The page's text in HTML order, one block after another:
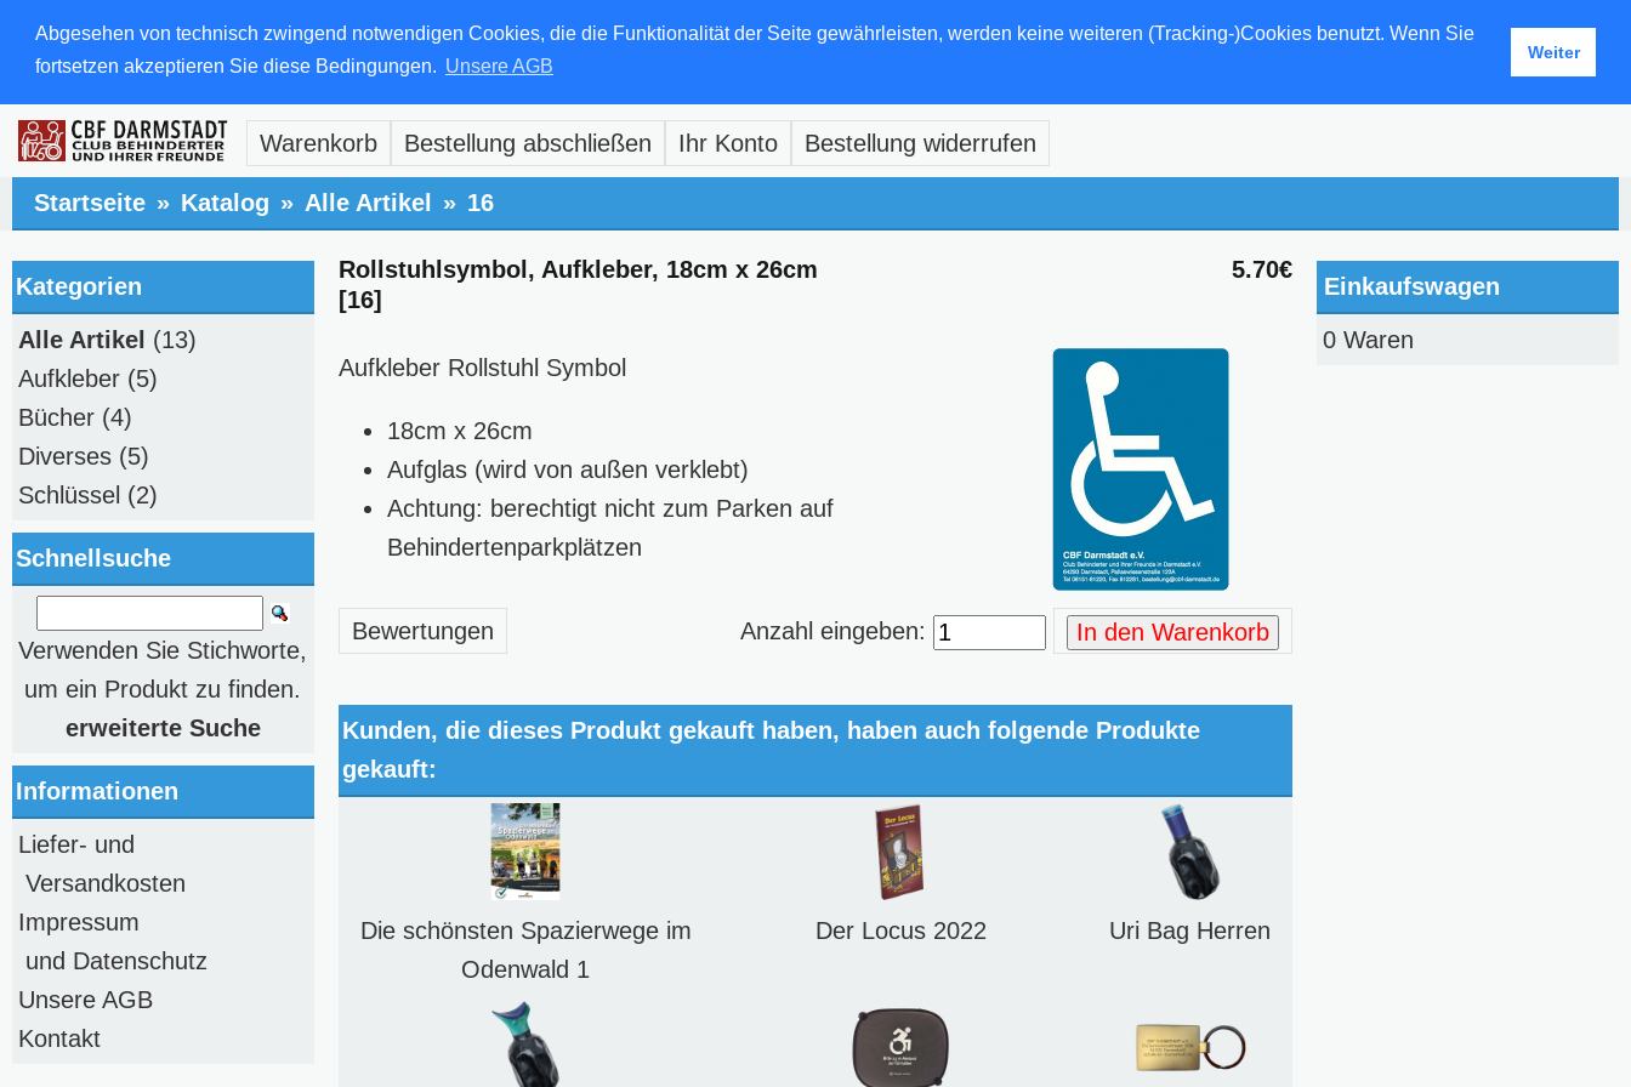
Abgesehen von technisch zwingend notwendigen Cookies, die die Funktionalität der Seite gewährleisten, werden keine weiteren (Tracking-)Cookies benutzt. Wenn Sie
fortsetzen akzeptieren Sie diese Bedingungen. Unsere AGB
Weiter
Warenkorb Bestellung abschließen Ihr Konto Bestellung widerrufen
Startseite » Katalog » Alle Artikel » 16
5.70€
Rollstuhlsymbol, Aufkleber, 18cm x 26cm
[16]
Aufkleber Rollstuhl Symbol
18cm x 26cm
Aufglas (wird von außen verklebt)
Achtung: berechtigt nicht zum Parken auf
Behindertenparkplätzen
Anzahl eingeben: In den Warenkorb
Bewertungen
Kunden, die dieses Produkt gekauft haben, haben auch folgende Produkte
gekauft:
Die schönsten Spazierwege im
Odenwald 1
Der Locus 2022 Uri Bag Herren
Kategorien
Alle Artikel (13)
Aufkleber (5)
Bücher (4)
Diverses (5)
Schlüssel (2)
Schnellsuche
Verwenden Sie Stichworte,
um ein Produkt zu finden.
erweiterte Suche
Informationen
Liefer- und
Versandkosten
Impressum
und Datenschutz
Unsere AGB
Kontakt
Einkaufswagen
0 Waren